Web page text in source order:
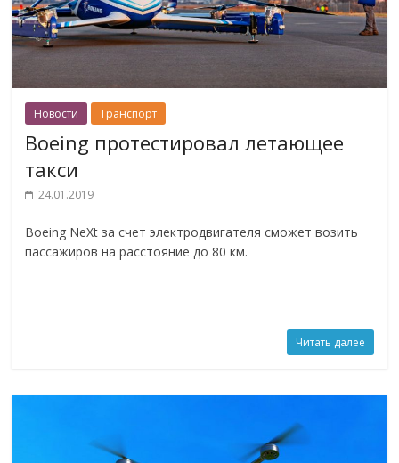
Новости Транспорт
Boeing протестировал летающее
такси
24.01.2019
Boeing NeXt за счет электродвигателя сможет возить
пассажиров на расстояние до 80 км.
Читать далее